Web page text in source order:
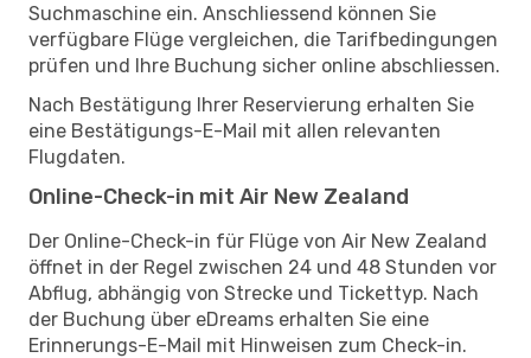
Suchmaschine ein. Anschliessend können Sie
verfügbare Flüge vergleichen, die Tarifbedingungen
prüfen und Ihre Buchung sicher online abschliessen.
Nach Bestätigung Ihrer Reservierung erhalten Sie
eine Bestätigungs-E-Mail mit allen relevanten
Flugdaten.
Online-Check-in mit Air New Zealand
Der Online-Check-in für Flüge von Air New Zealand
öffnet in der Regel zwischen 24 und 48 Stunden vor
Abflug, abhängig von Strecke und Tickettyp. Nach
der Buchung über eDreams erhalten Sie eine
Erinnerungs-E-Mail mit Hinweisen zum Check-in.